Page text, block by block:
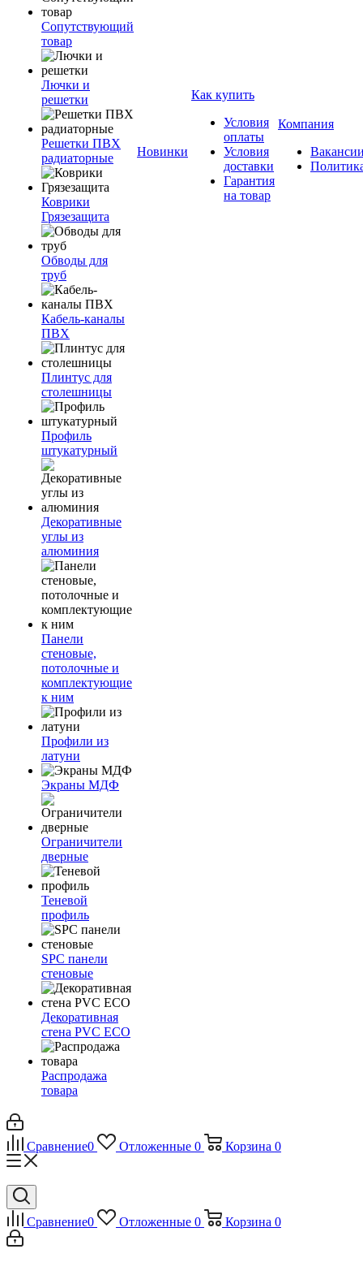
Сопутствующий
товар
Лючки и
решетки
Решетки ПВХ
радиаторные
Коврики
Грязезащита
Обводы для
труб
Кабель-каналы
ПВХ
Плинтус для
столешницы
Профиль
штукатурный
Декоративные
углы из
алюминия
Панели
стеновые,
потолочные и
комплектующие
к ним
Профили из
латуни
Экраны МДФ
Ограничители
дверные
Теневой
профиль
SPC панели
стеновые
Декоративная
стена PVC ECO
Распродажа
товара
Новинки
Как купить
Условия
оплаты
Условия
доставки
Гарантия
на товар
Компания
Сравнение0 Отложенные 0 Корзина 0
Сравнение0 Отложенные 0 Корзина 0